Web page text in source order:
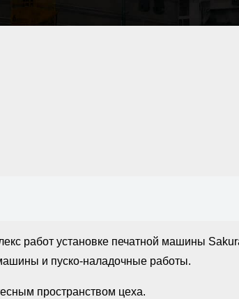
работ установке печатной машины
и пуско-наладочные работы.
пространством цеха.